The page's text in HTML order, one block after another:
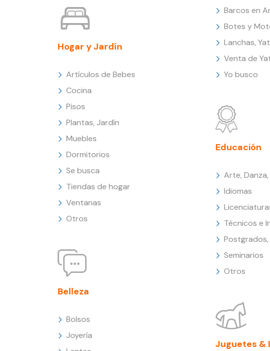
Hogar y Jardín
Artículos de Bebes
Cocina
Pisos
Plantas, Jardín
Muebles
Dormitorios
Se busca
Tiendas de hogar
Ventanas
Otros
Belleza
Bolsos
Joyería
Barcos en
Botes y
Lanchas,
Venta de
Yo busco
Educación
Arte,
Idiomas
Técnicos e
Seminarios
Otros
Juguetes &